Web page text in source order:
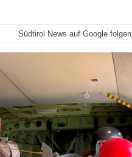
Südtirol News auf Google folgen